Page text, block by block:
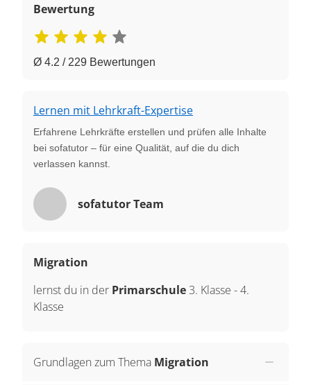
Bewertung
Ø 4.2 / 229 Bewertungen
Lernen mit Lehrkraft-Expertise
Erfahrene Lehrkräfte erstellen und prüfen alle Inhalte
bei sofatutor – für eine Qualität, auf die du dich
verlassen kannst.
sofatutor Team
Migration
lernst du in der Primarschule 3. Klasse -4.
Klasse
Grundlagen zum Thema Migration